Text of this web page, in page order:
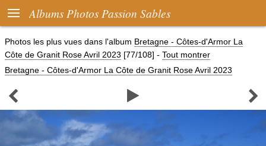
 Albums Photos Passion Sables
Photos les plus vues dans l'album Bretagne - Côtes-d'Armor La
Côte de Granit Rose Avril 2023 [77/108] - Tout montrer
Bretagne - Côtes-d'Armor La Côte de Granit Rose Avril 2023
  